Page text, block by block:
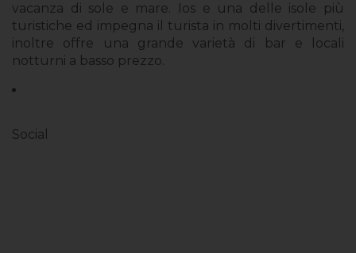
vacanza di sole e mare. Ios e una delle isole più
turistiche ed impegna il turista in molti divertimenti,
inoltre offre una grande varietà di bar e locali
notturni a basso prezzo.
Social